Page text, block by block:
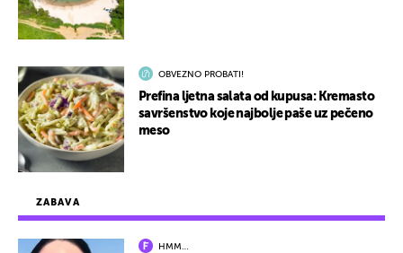
ZABAVA
HMM…
OBVEZNO PROBATI!
Prefina ljetna salata od kupusa: Kremasto
savršenstvo koje najbolje paše uz pečeno
meso